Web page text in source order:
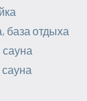
база отдыха